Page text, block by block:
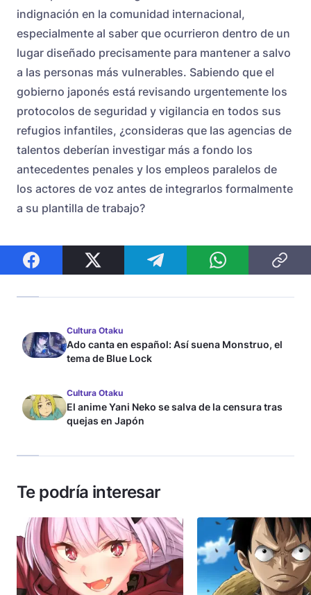
indignación en la comunidad internacional,
especialmente al saber que ocurrieron dentro de un
lugar diseñado precisamente para mantener a salvo
a las personas más vulnerables. Sabiendo que el
gobierno japonés está revisando urgentemente los
protocolos de seguridad y vigilancia en todos sus
refugios infantiles, ¿consideras que las agencias de
talentos deberían investigar más a fondo los
antecedentes penales y los empleos paralelos de
los actores de voz antes de integrarlos formalmente
a su plantilla de trabajo?
Cultura Otaku
Ado canta en español: Así suena Monstruo, el
tema de Blue Lock
Cultura Otaku
El anime Yani Neko se salva de la censura tras
quejas en Japón
Te podría interesar